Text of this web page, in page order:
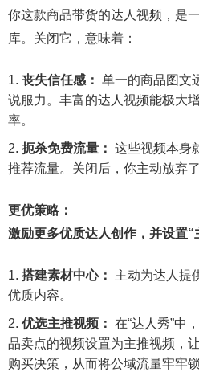
你这款商品带货的达人视频，是
库。关闭它，意味着：
丧失信任感： 单一的商品图文
说服力。丰富的达人视频能极大
率。
扼杀免费流量： 这些视频本身
推荐流量。关闭后，你主动放弃
更优策略：
激励更多优质达人创作，并设置“
搭建素材中心：
主动为达人提
优质内容。
优选主推视频： 在“达人秀”中
品卖点的视频设置为主推视频，
购买决策，从而将公域流量牢牢